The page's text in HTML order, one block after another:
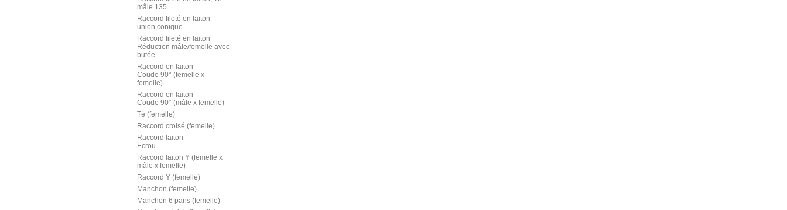
mâle 135
Raccord fileté en laiton
union conique
Raccord fileté en laiton
Réduction mâle/femelle avec
butée
Raccord en laiton
Coude 90° (femelle x
femelle)
Raccord en laiton
Coude 90° (mâle x femelle)
Té (femelle)
Raccord croisé (femelle)
Raccord laiton
Ecrou
Raccord laiton Y (femelle x
mâle x femelle)
Raccord Y (femelle)
Manchon (femelle)
Manchon 6 pans (femelle)